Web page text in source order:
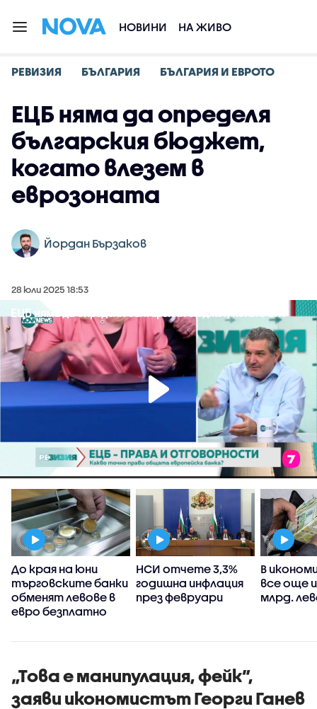
НОВИНИ НА ЖИВО
РЕВИЗИЯ БЪЛГАРИЯ БЪЛГАРИЯ И ЕВРОТО
ЕЦБ няма да определя
българския бюджет,
когато влезем в
еврозоната
Йордан Бързаков
28 юли 2025 18:53
До края на юни
търговските банки
обменят левове в
евро безплатно
НСИ отчете 3,3%
годишна инфлация
през февруари
В
все още
млрд.
„Това е манипулация, фейк”,
заяви икономистът Георги Ганев